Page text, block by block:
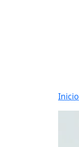
Inicio